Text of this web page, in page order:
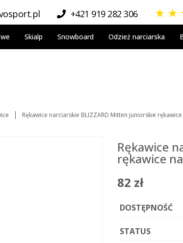
+421 919 282 306 ★ ★
Skialp Snowboard Odzież narciarska
Rękawice narciarskie BLIZZARD Mitten juniorskie
Rękawice
rękawice
82 zł
DOSTĘPNOŚĆ
STATUS